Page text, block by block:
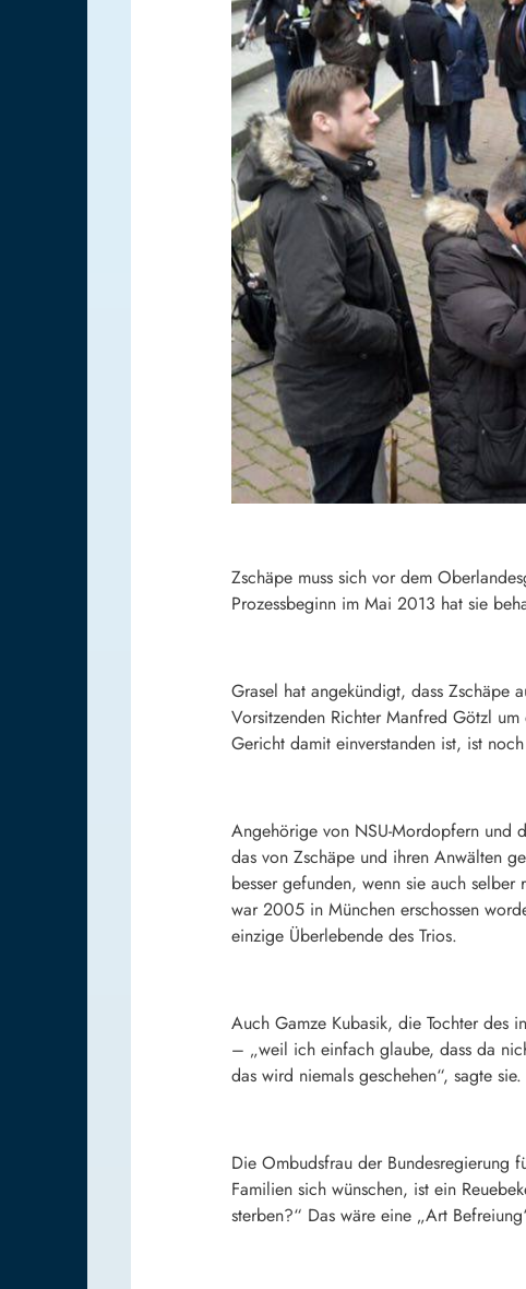
Zschäpe muss sich vor dem
Prozessbeginn im Mai 2013 hat sie
Grasel hat angekündigt, dass Zschäpe
Vorsitzenden Richter Manfred Götzl
Gericht damit einverstanden ist, ist
Angehörige von NSU-Mordopfern und
das von Zschäpe und ihren Anwälten
besser gefunden, wenn sie auch
war 2005 in München erschossen
einzige Überlebende des Trios.
Auch Gamze Kubasik, die Tochter des
– „weil ich einfach glaube, dass da
das wird niemals geschehen“, sagte sie.
Die Ombudsfrau der Bundesregierung
Familien sich wünschen, ist ein
sterben?“ Das wäre eine „Art